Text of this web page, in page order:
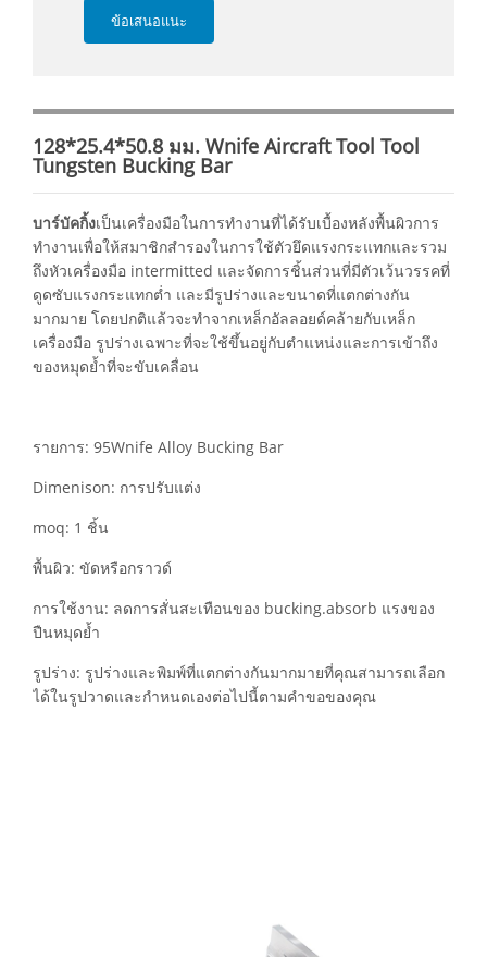
ข้อเสนอแนะ
128*25.4*50.8 มม. Wnife Aircraft Tool Tool
Tungsten Bucking Bar
บาร์บัคกิ้งเป็นเครื่องมือในการทำงานที่ได้รับเบื้องหลังพื้นผิวการ
ทำงานเพื่อให้สมาชิกสำรองในการใช้ตัวยึดแรงกระแทกและรวม
ถึงหัวเครื่องมือ intermitted และจัดการชิ้นส่วนที่มีตัวเว้นวรรคที่
ดูดซับแรงกระแทกต่ำ และมีรูปร่างและขนาดที่แตกต่างกัน
มากมาย โดยปกติแล้วจะทำจากเหล็กอัลลอยด์คล้ายกับเหล็ก
เครื่องมือ รูปร่างเฉพาะที่จะใช้ขึ้นอยู่กับตำแหน่งและการเข้าถึง
ของหมุดย้ำที่จะขับเคลื่อน
รายการ: 95Wnife Alloy Bucking Bar
Dimenison: การปรับแต่ง
moq: 1 ชิ้น
พื้นผิว: ขัดหรือกราวด์
การใช้งาน: ลดการสั่นสะเทือนของ bucking.absorb แรงของ
ปืนหมุดย้ำ
รูปร่าง: รูปร่างและพิมพ์ที่แตกต่างกันมากมายที่คุณสามารถเลือก
ได้ในรูปวาดและกำหนดเองต่อไปนี้ตามคำขอของคุณ